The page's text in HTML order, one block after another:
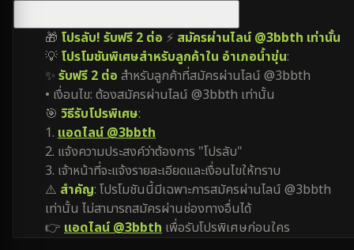
🎁 โปรลับ! รับฟรี 2 ต่อ ⚡ สมัครผ่านไลน์ @3bbth เท่านั้น
💡 โปรโมชันพิเศษสำหรับลูกค้าใน อำเภอน้ำขุ่น:
✨ รับฟรี 2 ต่อ สำหรับลูกค้าที่สมัครผ่านไลน์ @3bbth
• เงื่อนไข: ต้องสมัครผ่านไลน์ @3bbth เท่านั้น
🎯 วิธีรับโปรพิเศษ:
1. แอดไลน์ @3bbth
2. แจ้งความประสงค์ว่าต้องการ "โปรลับ"
3. เจ้าหน้าที่จะแจ้งรายละเอียดและเงื่อนไขให้ทราบ
⚠️ สำคัญ: โปรโมชันนี้มีเฉพาะการสมัครผ่านไลน์ @3bbth
เท่านั้น ไม่สามารถสมัครผ่านช่องทางอื่นได้
👉 แอดไลน์ @3bbth เพื่อรับโปรพิเศษก่อนใคร